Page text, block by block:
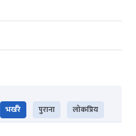
भर्खरै पुराना लोकप्रिय